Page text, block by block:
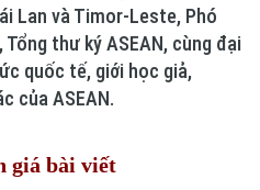
Lan và Timor-Leste, Phó
thư ký ASEAN, cùng đại
quốc tế, giới học giả,
của ASEAN.
giá bài viết